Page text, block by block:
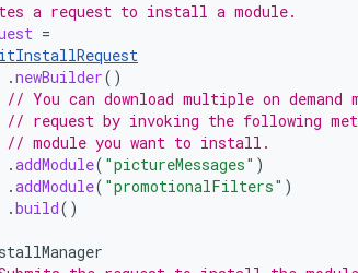
a request to install a module.
=
.newBuilder()
// You can download multiple on demand
// request by invoking the following
// module you want to install.
.addModule( "pictureMessages" )
.addModule( "promotionalFilters" )
.build()